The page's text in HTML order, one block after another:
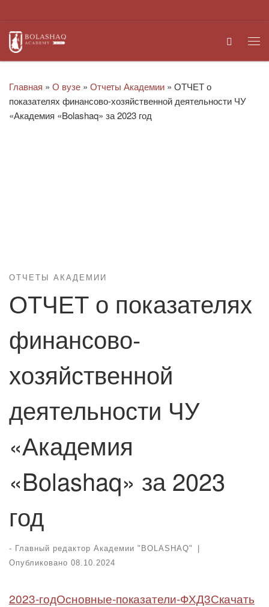
Search
Главная » О вузе » Отчеты Академии » ОТЧЕТ о
показателях финансово-хозяйственной деятельности ЧУ
«Академия «Bolashaq» за 2023 год
ОТЧЕТЫ АКАДЕМИИ
ОТЧЕТ о показателях
финансово-
хозяйственной
деятельности ЧУ
«Академия
«Bolashaq» за 2023
год
- Главный редактор Академии "BOLASHAQ"
|
Опубликовано 08.10.2024
2023-годОсновные-показатели-ФХД3Скачать